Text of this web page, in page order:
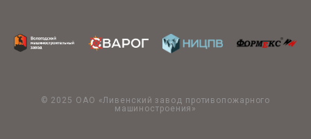
© 2025 ОАО «Ливенский завод противопожарного
машиностроения»